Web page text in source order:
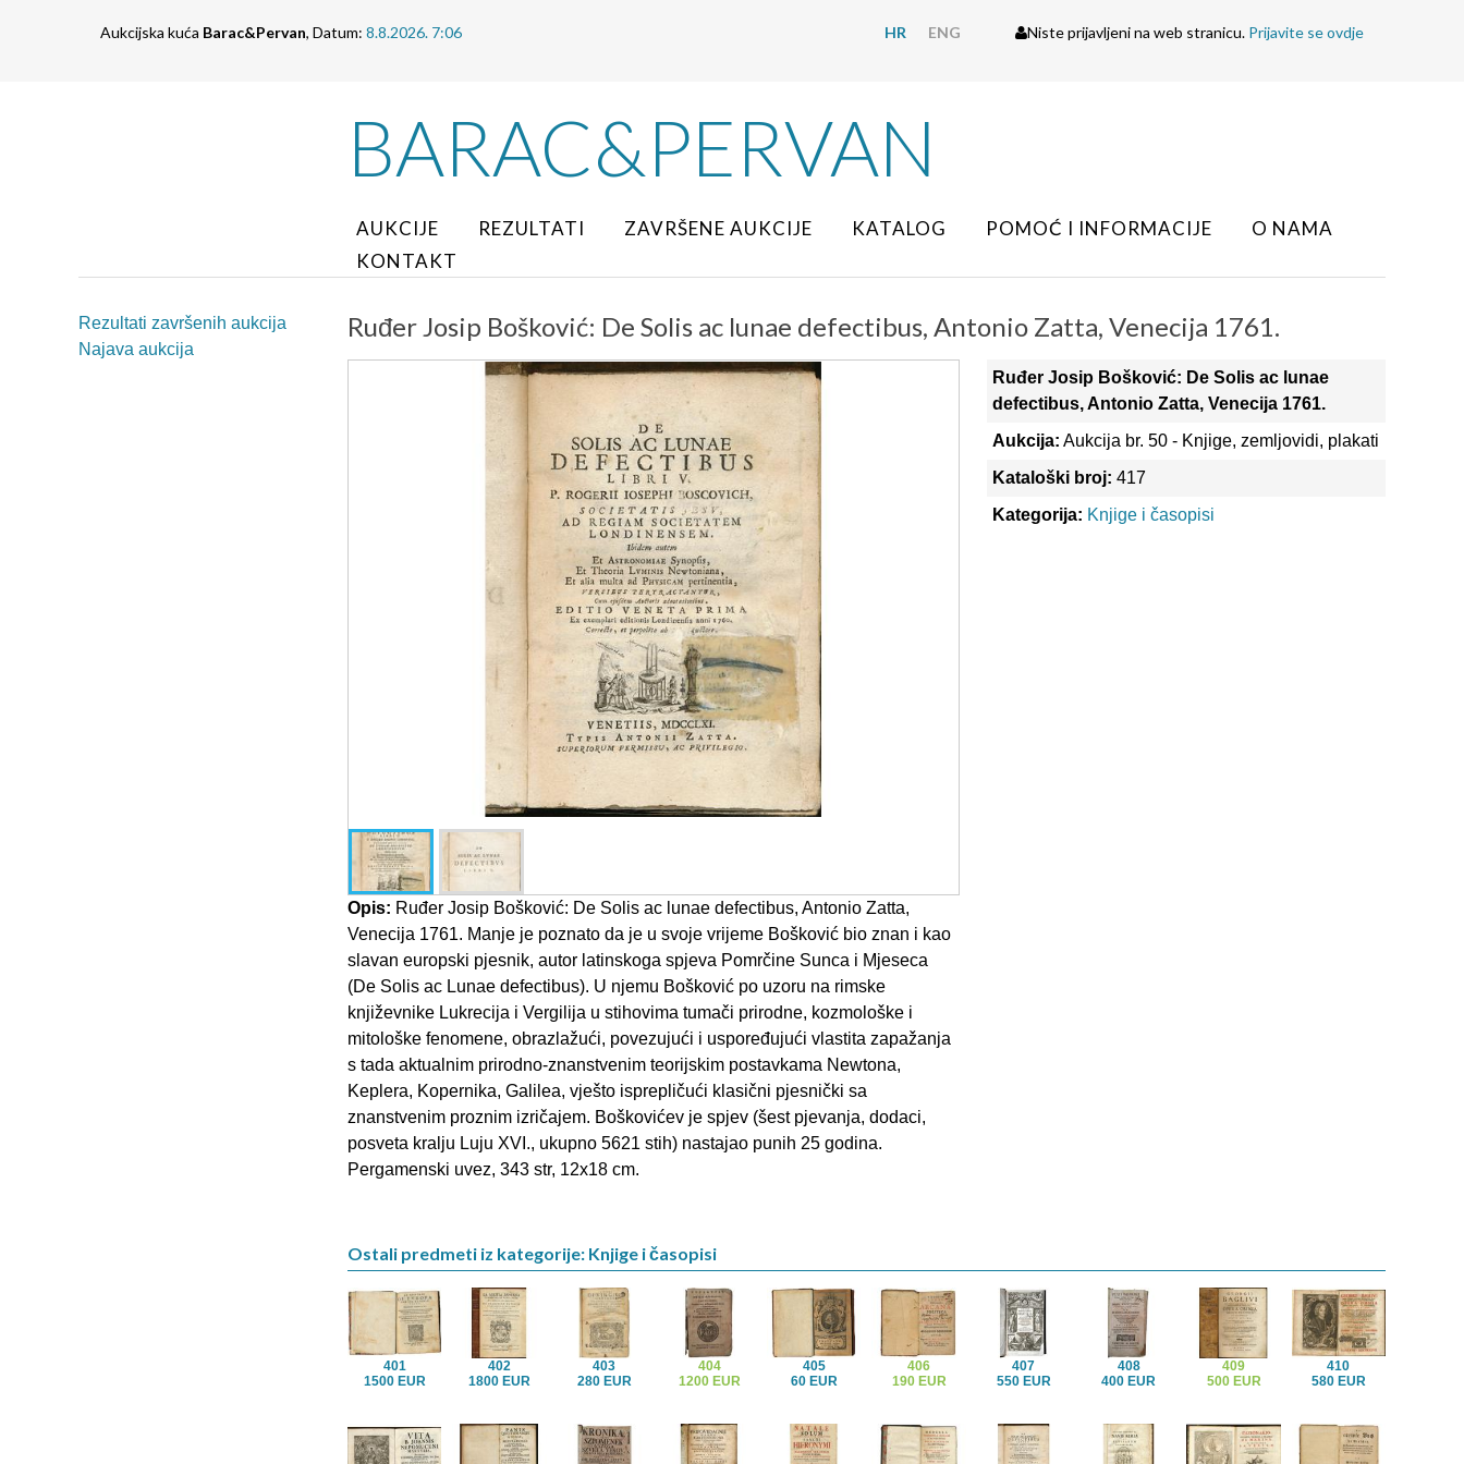
Aukcijska kuća Barac&Pervan, Datum: 8.8.2026. 7:06 HR ENG Niste prijavljeni na web stranicu. Prijavite se ovdje
BARAC&PERVAN
AUKCIJE REZULTATI ZAVRŠENE AUKCIJE KATALOG POMOĆ I INFORMACIJE
O NAMA
KONTAKT
Rezultati završenih aukcija
Najava aukcija
Ruđer Josip Bošković: De Solis ac lunae defectibus, Antonio Zatta, Venecija 1761.
Opis: Ruđer Josip Bošković: De Solis ac lunae defectibus, Antonio Zatta,
Venecija 1761. Manje je poznato da je u svoje vrijeme Bošković bio znan i kao
slavan europski pjesnik, autor latinskoga spjeva Pomrčine Sunca i Mjeseca
(De Solis ac Lunae defectibus). U njemu Bošković po uzoru na rimske
književnike Lukrecija i Vergilija u stihovima tumači prirodne, kozmološke i
mitološke fenomene, obrazlažući, povezujući i uspoređujući vlastita zapažanja
s tada aktualnim prirodno-znanstvenim teorijskim postavkama Newtona,
Keplera, Kopernika, Galilea, vješto isprepličući klasični pjesnički sa
znanstvenim proznim izričajem. Boškovićev je spjev (šest pjevanja, dodaci,
posveta kralju Luju XVI., ukupno 5621 stih) nastajao punih 25 godina.
Pergamenski uvez, 343 str, 12x18 cm.
Ruđer Josip Bošković: De Solis ac lunae
defectibus, Antonio Zatta, Venecija 1761.
Aukcija: Aukcija br. 50 - Knjige, zemljovidi, plakati
Kataloški broj: 417
Kategorija: Knjige i časopisi
Ostali predmeti iz kategorije: Knjige i časopisi
401
1500 EUR
402
1800 EUR
403
280 EUR
404
1200 EUR
405
60 EUR
406
190 EUR
407
550 EUR
408
400 EUR
409
500 EUR
410
580 EUR